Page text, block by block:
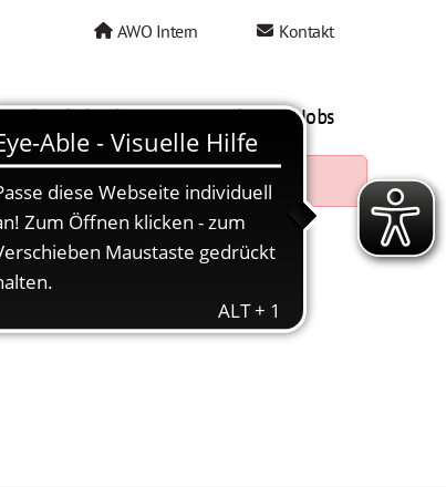
AWO Intern Kontakt
als Arbeitgeber Mein AWO Jobs